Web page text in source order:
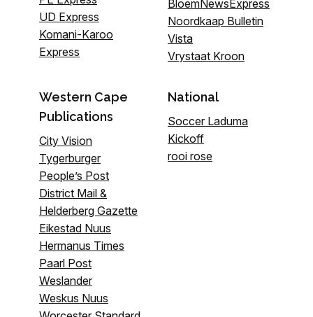
UD Express
Komani-Karoo
Express
BloemNewsExpress
Noordkaap Bulletin
Vista
Vrystaat Kroon
Western Cape
Publications
City Vision
Tygerburger
People’s Post
District Mail &
Helderberg Gazette
Eikestad Nuus
Hermanus Times
Paarl Post
Weslander
Weskus Nuus
National
Soccer Laduma
Kickoff
rooi rose